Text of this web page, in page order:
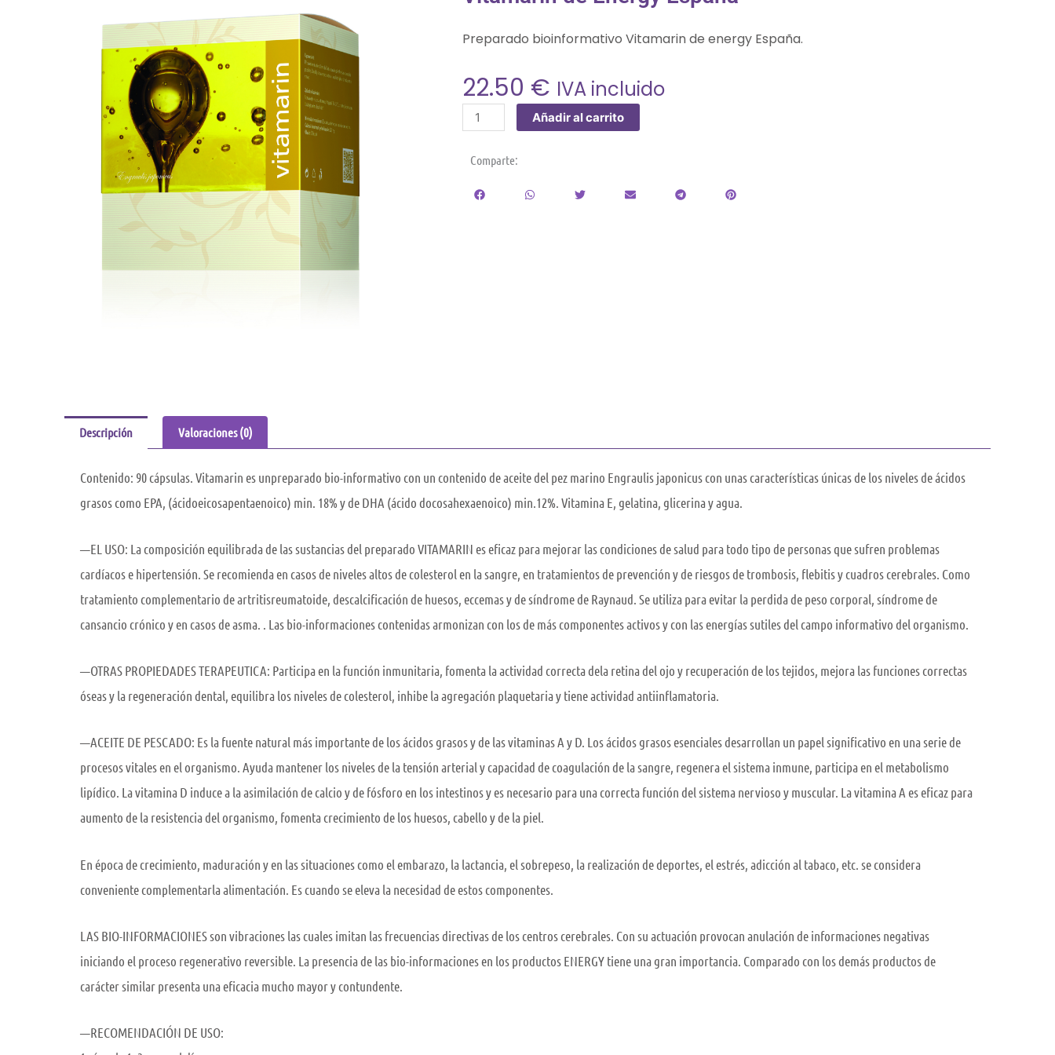
Preparado bioinformativo Vitamarin de energy España.
22.50 € IVA incluido
Vitamarin
de
España
cantidad
Añadir al carrito
Comparte:
Descripción Valoraciones (0)
Contenido: 90 cápsulas. Vitamarin es unpreparado bio-informativo con un contenido de aceite del pez marino Engraulis japonicus con unas características únicas de los niveles de ácidos
grasos como EPA, (ácidoeicosapentaenoico) min. 18% y de DHA (ácido docosahexaenoico) min.12%. Vitamina E, gelatina, glicerina y agua.
—EL USO: La composición equilibrada de las sustancias del preparado VITAMARIN es eficaz para mejorar las condiciones de salud para todo tipo de personas que sufren problemas
cardíacos e hipertensión. Se recomienda en casos de niveles altos de colesterol en la sangre, en tratamientos de prevención y de riesgos de trombosis, flebitis y cuadros cerebrales. Como
tratamiento complementario de artritisreumatoide, descalcificación de huesos, eccemas y de síndrome de Raynaud. Se utiliza para evitar la perdida de peso corporal, síndrome de
cansancio crónico y en casos de asma. . Las bio-informaciones contenidas armonizan con los de más componentes activos y con las energías sutiles del campo informativo del organismo.
—OTRAS PROPIEDADES TERAPEUTICA: Participa en la función inmunitaria, fomenta la actividad correcta dela retina del ojo y recuperación de los tejidos, mejora las funciones correctas
óseas y la regeneración dental, equilibra los niveles de colesterol, inhibe la agregación plaquetaria y tiene actividad antiinflamatoria.
—ACEITE DE PESCADO: Es la fuente natural más importante de los ácidos grasos y de las vitaminas A y D. Los ácidos grasos esenciales desarrollan un papel significativo en una serie de
procesos vitales en el organismo. Ayuda mantener los niveles de la tensión arterial y capacidad de coagulación de la sangre, regenera el sistema inmune, participa en el metabolismo
lipídico. La vitamina D induce a la asimilación de calcio y de fósforo en los intestinos y es necesario para una correcta función del sistema nervioso y muscular. La vitamina A es eficaz para
aumento de la resistencia del organismo, fomenta crecimiento de los huesos, cabello y de la piel.
En época de crecimiento, maduración y en las situaciones como el embarazo, la lactancia, el sobrepeso, la realización de deportes, el estrés, adicción al tabaco, etc. se considera
conveniente complementarla alimentación. Es cuando se eleva la necesidad de estos componentes.
LAS BIO-INFORMACIONES son vibraciones las cuales imitan las frecuencias directivas de los centros cerebrales. Con su actuación provocan anulación de informaciones negativas
iniciando el proceso regenerativo reversible. La presencia de las bio-informaciones en los productos ENERGY tiene una gran importancia. Comparado con los demás productos de
carácter similar presenta una eficacia mucho mayor y contundente.
—RECOMENDACIÓN DE USO: